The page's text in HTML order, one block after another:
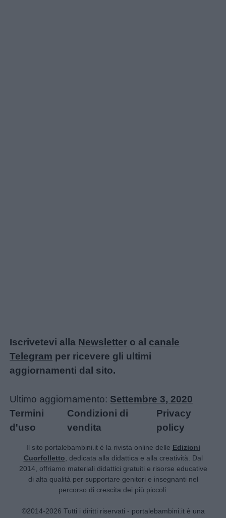
Iscrivetevi alla Newsletter o al canale
Telegram per ricevere gli ultimi
aggiornamenti dal sito.
Ultimo aggiornamento: Settembre 3, 2020
Termini
d'uso
Condizioni di
vendita
Privacy
policy
Il sito portalebambini.it è la rivista online delle Edizioni
Cuorfolletto , dedicata alla didattica e alla creatività. Dal
2014, offriamo materiali didattici gratuiti e risorse educative
di alta qualità per supportare genitori e insegnanti nel
percorso di crescita dei più piccoli.
©2014-2026 Tutti i diritti riservati - portalebambini.it è una